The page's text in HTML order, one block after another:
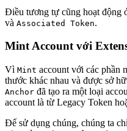
Điều tương tự cũng hoạt động
và Associated Token.
Mint Account với
Vì Mint account với các phần
thước khác nhau và được sở
Anchor đã tạo ra một loại
account là từ Legacy Token
Để sử dụng chúng, chúng ta